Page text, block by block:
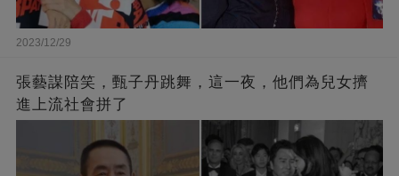
2023/12/29
張藝謀陪笑，甄子丹跳舞，這一夜，他們為兒女擠
進上流社會拼了